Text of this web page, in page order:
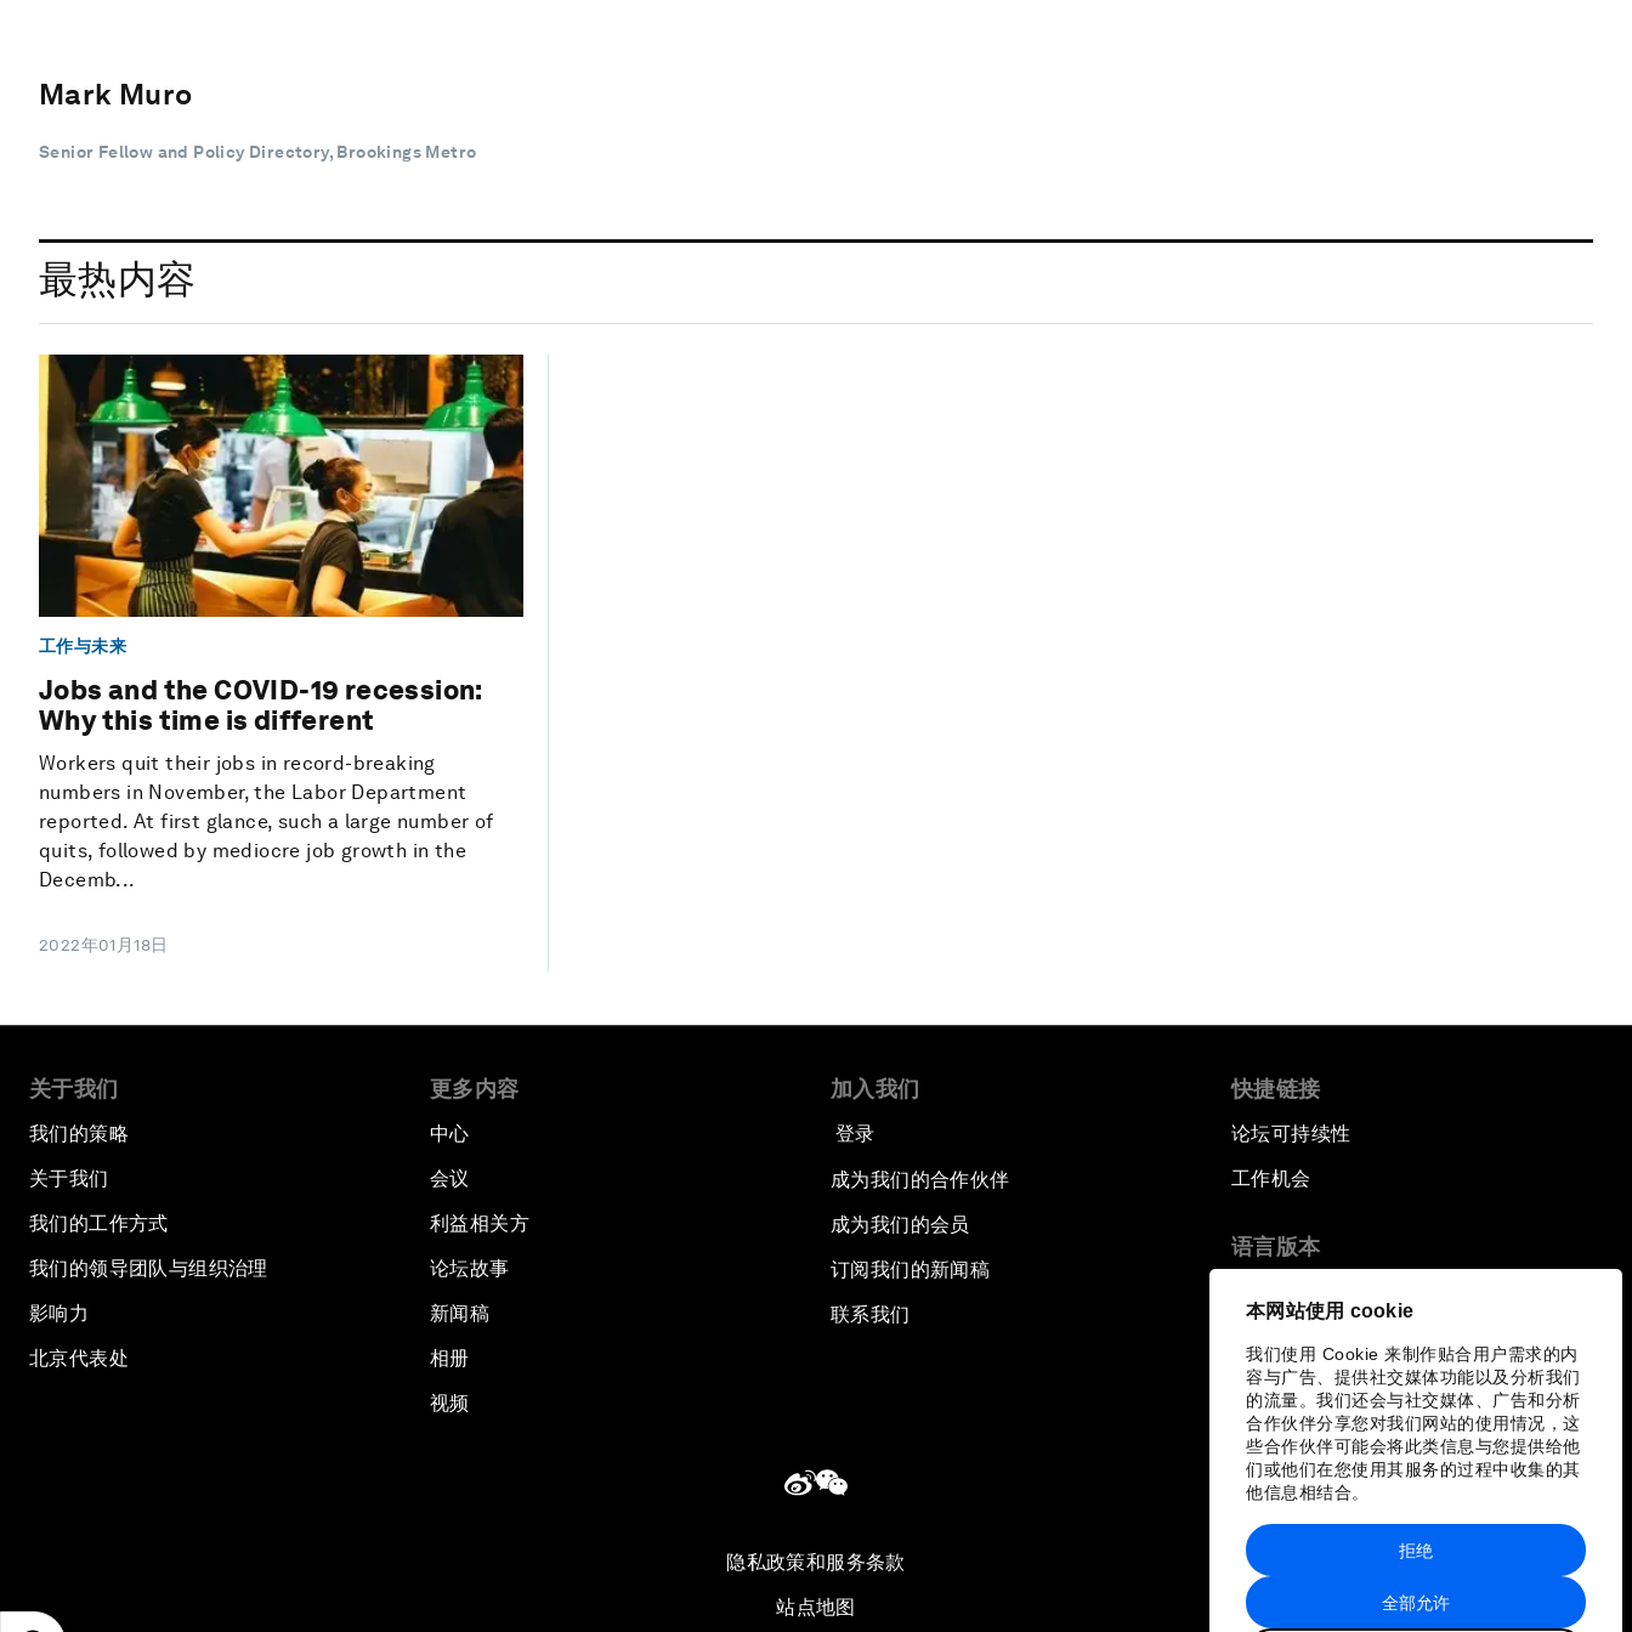
本网站使用 cookie
我们使用 Cookie 来制作贴合用户需求的内
容与广告、提供社交媒体功能以及分析我们
的流量。我们还会与社交媒体、广告和分析
合作伙伴分享您对我们网站的使用情况，这
些合作伙伴可能会将此类信息与您提供给他
们或他们在您使用其服务的过程中收集的其
他信息相结合。
全部允许
拒绝
Mark Muro
Senior Fellow and Policy Directory, Brookings Metro
最热内容
工作与未来
Jobs and the COVID-19 recession:
Why this time is different
Workers quit their jobs in record-breaking
numbers in November, the Labor Department
reported. At first glance, such a large number of
quits, followed by mediocre job growth in the
Decemb...
2022年01月18日
关于我们
我们的策略
关于我们
我们的工作方式
我们的领导团队与组织治理
影响力
北京代表处
更多内容
中心
会议
利益相关方
论坛故事
新闻稿
相册
视频
加入我们
登录
成为我们的合作伙伴
成为我们的会员
订阅我们的新闻稿
联系我们
快捷链接
论坛可持续性
工作机会
语言版本
隐私政策和服务条款
站点地图